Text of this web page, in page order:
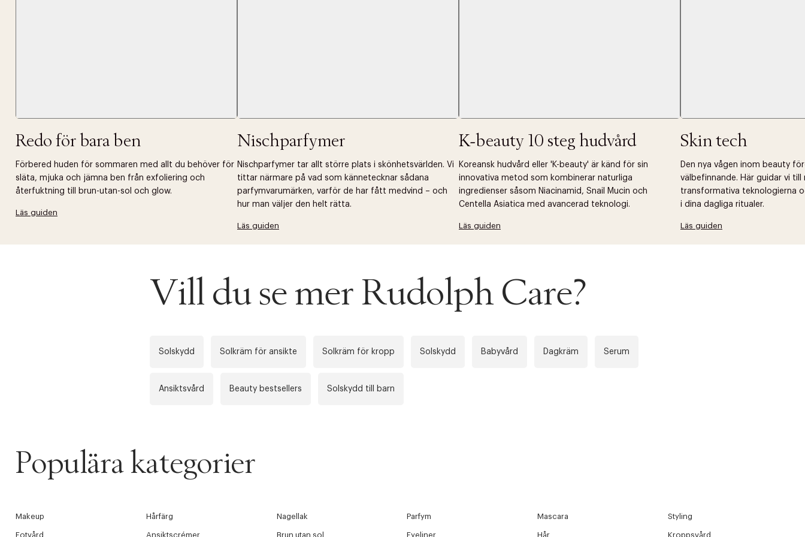
Redo för bara ben
Förbered huden för sommaren med allt du behöver för
släta, mjuka och jämna ben från exfoliering och
återfuktning till brun-utan-sol och glow.
Läs guiden
Nischparfymer
Nischparfymer tar allt större plats i skönhetsvärlden. Vi
tittar närmare på vad som kännetecknar sådana
parfymvarumärken, varför de har fått medvind – och
hur man väljer den helt rätta.
Läs guiden
K-beauty 10 steg hudvård
Koreansk hudvård eller 'K-beauty' är känd för sin
innovativa metod som kombinerar naturliga
ingredienser såsom Niacinamid, Snail Mucin och
Centella Asiatica med avancerad teknologi.
Läs guiden
Skin tech
Den nya vågen inom beauty
välbefinnande. Här guidar vi till
transformativa teknologierna
i dina dagliga ritualer.
Läs guiden
Vill du se mer Rudolph Care?
Solskydd Solkräm för ansikte Solkräm för kropp Solskydd Babyvård Dagkräm Serum
Ansiktsvård Beauty bestsellers Solskydd till barn
Populära kategorier
Makeup Hårfärg Nagellak Parfym Mascara Styling
Fotvård Ansiktscrémer Brun utan sol Eyeliner Hår Kroppsvård